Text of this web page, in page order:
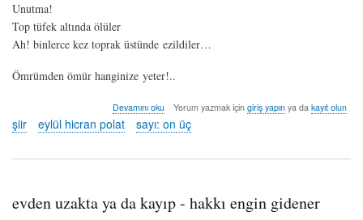
Unutma!
Top tüfek altında ölüler
Ah! binlerce kez toprak üstünde ezildiler…
Ömrümden ömür hanginize yeter!..
oyun
II
(dû-
-
polat
Devamını oku Yorum yazmak için giriş yapınya da kayıt olun
şiir eylül hicran polat sayı: on üç
evden uzakta ya da kayıp - hakkı engin gidener